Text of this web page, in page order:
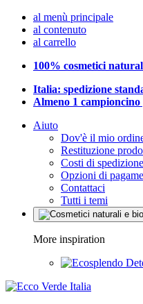
al menù principale
al contenuto
al carrello
100% cosmetici
Italia: spedizione
Almeno 1
Aiuto
Dov'è il mio
Restituzione
Costi di spedizione
Opzioni di
Contattaci
Tutti i temi
More inspiration